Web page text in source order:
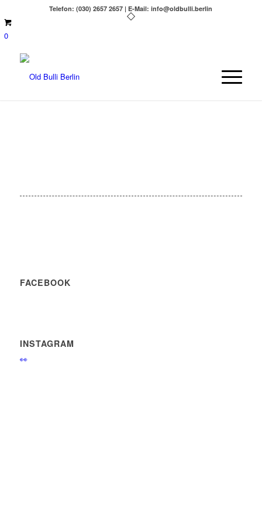
Telefon: (030) 2657 2657 | E-Mail: info@oldbulli.berlin
0
FACEBOOK
INSTAGRAM
👀